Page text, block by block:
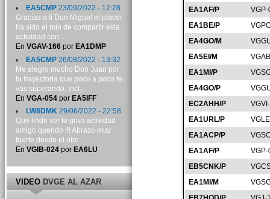
EA1AF/P
EA1BE/P
EA4GO/M
EA5EI/M
EA1MI/P
EA4GO/P
EC2AHH/P
EA1URL/P
EA1ACP/P
EA1AF/P
EB5CNK/P
EA1MI/M
EA5CMP23/09/2022 - 12:28
Gracias a ti Don Miguel el placer
ha sido el mío de compartir esta
actividad con ...
En VGAV-166por EA1DMP
EA5CMP26/08/2022 - 13:32
Me alegro mucho Don Juan por
tu trayectoria que poco a poco te
vas superando, incl...
En VGA-054por EA5IFF
LW8DMK29/06/2022 - 22:58
Que lindo ver tu gran actividad
amigo querido !!! Abrazo muy
fuerte desde el otro...
En VGIB-024por EA6LU
VIDEODVGE AL AZAR